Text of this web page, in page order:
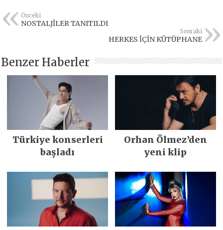
Önceki
NOSTALJİLER TANITILDI
Sonraki
HERKES İÇİN KÜTÜPHANE
Benzer Haberler
Türkiye konserleri
başladı
Orhan Ölmez’den
yeni klip